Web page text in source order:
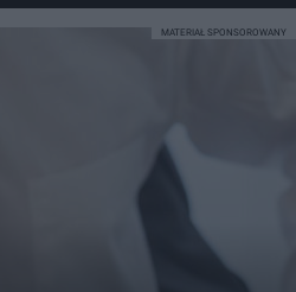
MATERIAŁ SPONSOROWANY